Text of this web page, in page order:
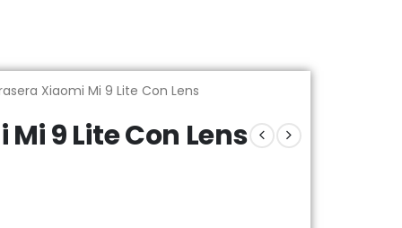
Xiaomi Mi 9 Lite Con Lens
9 Lite Con Lens